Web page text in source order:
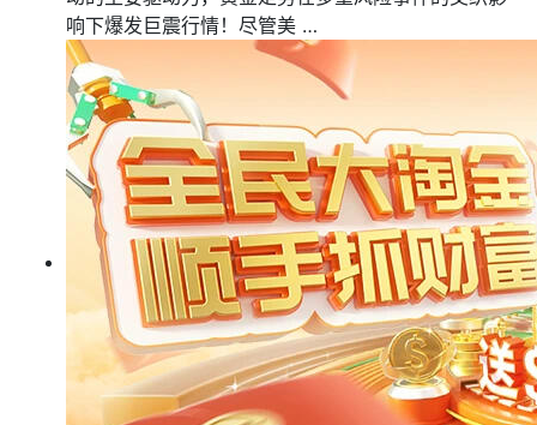
响下爆发巨震行情！尽管美 …